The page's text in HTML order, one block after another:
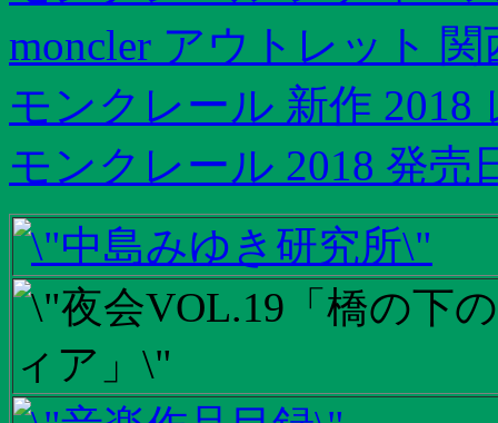
moncler アウトレット 関
モンクレール 新作 2018
モンクレール 2018 発売